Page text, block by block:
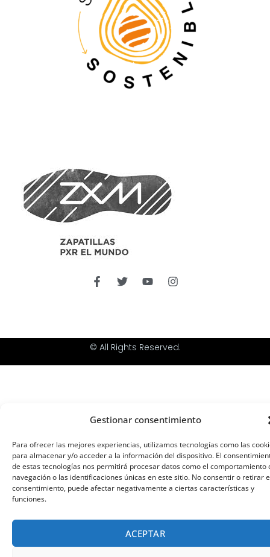
Gestionar consentimiento
Para ofrecer las mejores experiencias, utilizamos tecnologías como las
para almacenar y/o acceder a la información del dispositivo. El
de estas tecnologías nos permitirá procesar datos como el comportamiento
navegación o las identificaciones únicas en este sitio. No consentir o retirar
consentimiento, puede afectar negativamente a ciertas características y
funciones.
ACEPTAR
© All Rights Reserved.